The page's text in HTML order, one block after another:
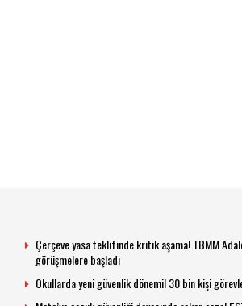
Çerçeve yasa teklifinde kritik aşama! TBMM
görüşmelere başladı
Okullarda yeni güvenlik dönemi! 30 bin kişi